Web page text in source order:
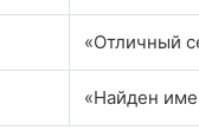
«Отличный
«Найден